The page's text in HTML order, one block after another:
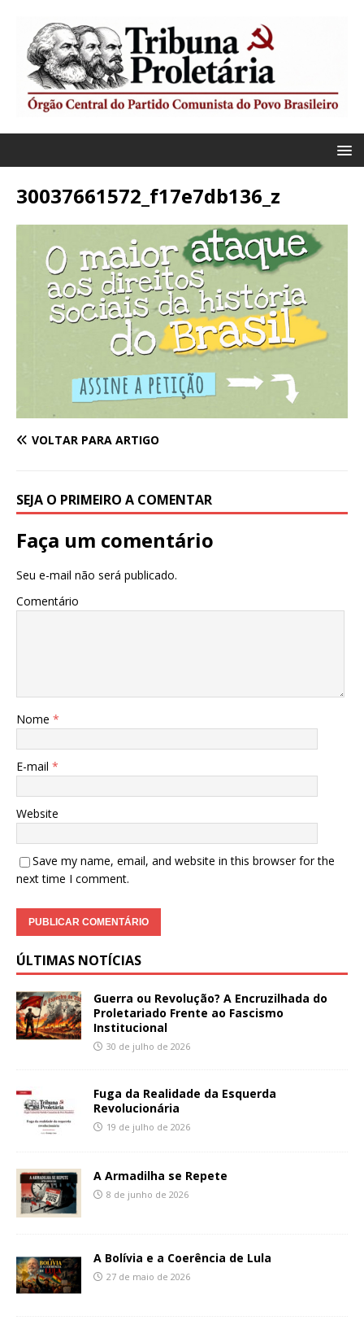
30037661572_f17e7db136_z
VOLTAR PARA ARTIGO
SEJA O PRIMEIRO A COMENTAR
Faça um comentário
Seu e-mail não será publicado.
Comentário
Nome *
E-mail *
Website
Save my name, email, and website in this browser for the
next time I comment.
ÚLTIMAS NOTÍCIAS
Guerra ou Revolução? A Encruzilhada do
Proletariado Frente ao Fascismo
Institucional
30 de julho de 2026
Fuga da Realidade da Esquerda
Revolucionária
19 de julho de 2026
A Armadilha se Repete
8 de junho de 2026
A Bolívia e a Coerência de Lula
27 de maio de 2026